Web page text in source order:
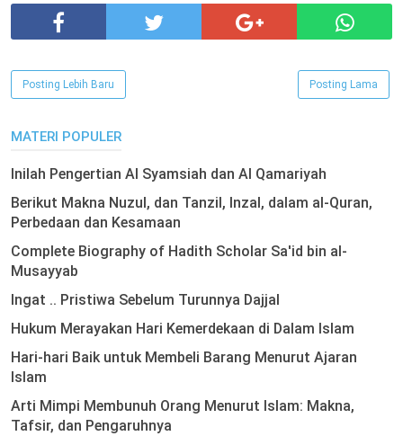
Posting Lebih Baru Posting Lama
MATERI POPULER
Inilah Pengertian Al Syamsiah dan Al Qamariyah
Berikut Makna Nuzul, dan Tanzil, Inzal, dalam al-Quran,
Perbedaan dan Kesamaan
Complete Biography of Hadith Scholar Sa'id bin al-
Musayyab
Ingat .. Pristiwa Sebelum Turunnya Dajjal
Hukum Merayakan Hari Kemerdekaan di Dalam Islam
Hari-hari Baik untuk Membeli Barang Menurut Ajaran
Islam
Arti Mimpi Membunuh Orang Menurut Islam: Makna,
Tafsir, dan Pengaruhnya